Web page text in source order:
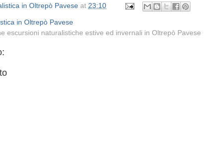
in Oltrepò Pavese at 23:10
in Oltrepò Pavese
escursioni naturalistiche estive ed invernali in Oltrepò Pavese